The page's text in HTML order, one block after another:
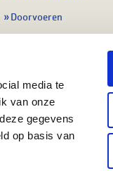
media te
van onze
gegevens
op basis van
Doorvoeren
Regelingen